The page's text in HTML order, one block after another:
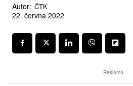
Autor: ČTK
22. června 2022
Reklama